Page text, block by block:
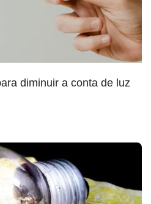
diminuir a conta de luz